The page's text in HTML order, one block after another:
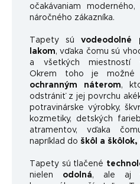
očakávaniam
náročného zákazníka.
Tapety súvodeodolné
lakom, vďaka čomu sú
a všetkých miestností
Okrem toho je možné
ochranným náterom,
odstrániť z jej povrchu
potravinárske výrobky,
kozmetiky, detských
atramentov, vďaka
napríklad do škôl a škôlok,
Tapety sú tlačené
nielen odolná, ale aj